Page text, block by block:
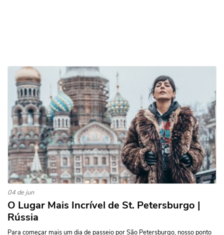
04 de jun
O Lugar Mais Incrível de St. Petersburgo |
Rússia
Para começar mais um dia de passeio por São Petersburgo, nosso ponto